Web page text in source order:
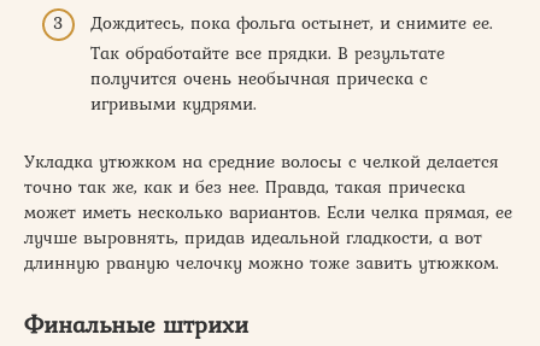
Дождитесь, пока фольга остынет, и снимите ее.
Так обработайте все прядки. В результате
получится очень необычная прическа с
игривыми кудрями.
Укладка утюжком на средние волосы с челкой делается
точно так же, как и без нее. Правда, такая прическа
может иметь несколько вариантов. Если челка прямая, ее
лучше выровнять, придав идеальной гладкости, а вот
длинную рваную челочку можно тоже завить утюжком.
Финальные штрихи